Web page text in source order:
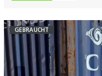
GEBRAUCHT